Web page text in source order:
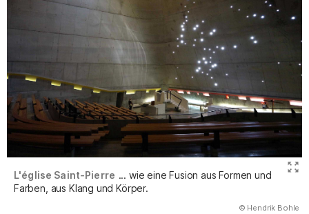
L'église Saint-Pierre ... wie eine Fusion aus Formen und
Farben, aus Klang und Körper.
© Hendrik Bohle